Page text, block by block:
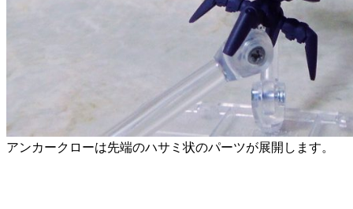
アンカークローは先端のハサミ状のパーツが展開します。